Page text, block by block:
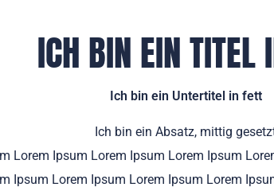
ICH BIN EIN TITEL
Ich bin ein Untertitel in fett
Ich bin ein Absatz, mittig
Lorem Ipsum Lorem Ipsum Lorem Ipsum
Ipsum Lorem Ipsum Lorem Ipsum Lorem